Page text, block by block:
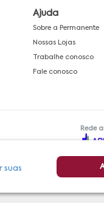
suas
Ajuda
Sobre a Permanente
Nossas Lojas
Trabalhe conosco
Fale conosco
Rede